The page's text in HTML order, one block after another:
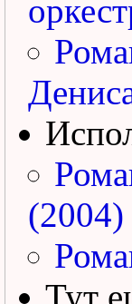
(2004)
Тут